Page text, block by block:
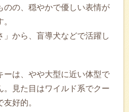
のの、穏やかで優しい表情が
」から、盲導犬などで活躍し
ーは、やや大型に近い体型で
。見た目はワイルド系でクー
好的。